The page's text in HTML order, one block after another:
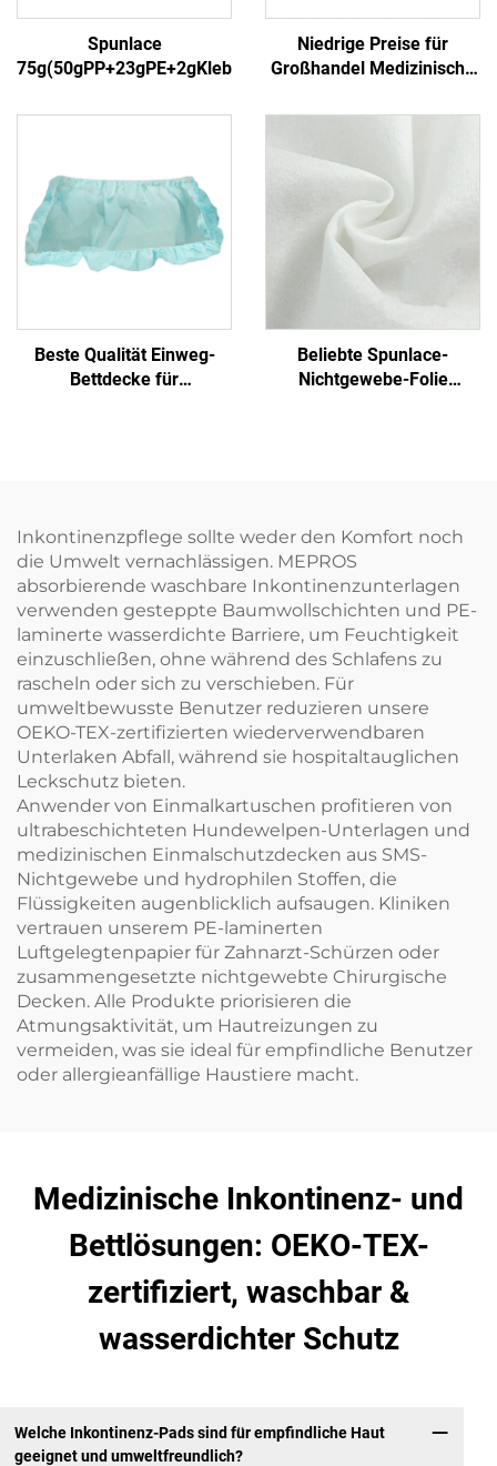
Spunlace
75g(50gPP+23gPE+2gKleber)3
Niedrige Preise für
Großhandel Medizinische
Nichtgewebe-
SMS/SMMS für Medizin
Beste Qualität Einweg-
Bettdecke für
Beliebte Spunlace-
Nichtgewebe-Folie
Inkontinenzpflege sollte weder den Komfort noch
die Umwelt vernachlässigen. MEPROS
absorbierende waschbare Inkontinenzunterlagen
verwenden gesteppte Baumwollschichten und PE-
laminerte wasserdichte Barriere, um Feuchtigkeit
einzuschließen, ohne während des Schlafens zu
rascheln oder sich zu verschieben. Für
umweltbewusste Benutzer reduzieren unsere
OEKO-TEX-zertifizierten wiederverwendbaren
Unterlaken Abfall, während sie hospitaltauglichen
Leckschutz bieten.
Anwender von Einmalkartuschen profitieren von
ultrabeschichteten Hundewelpen-Unterlagen und
medizinischen Einmalschutzdecken aus SMS-
Nichtgewebe und hydrophilen Stoffen, die
Flüssigkeiten augenblicklich aufsaugen. Kliniken
vertrauen unserem PE-laminerten
Luftgelegtenpapier für Zahnarzt-Schürzen oder
zusammengesetzte nichtgewebte Chirurgische
Decken. Alle Produkte priorisieren die
Atmungsaktivität, um Hautreizungen zu
vermeiden, was sie ideal für empfindliche Benutzer
oder allergieanfällige Haustiere macht.
Medizinische Inkontinenz- und
Bettlösungen: OEKO-TEX-
zertifiziert, waschbar &
wasserdichter Schutz
Welche Inkontinenz-Pads sind für empfindliche Haut
geeignet und umweltfreundlich?